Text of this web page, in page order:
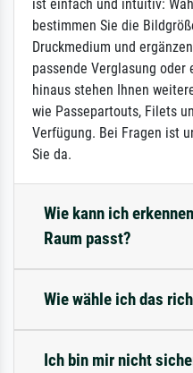
ist einfach und intuitiv:
bestimmen Sie die
Druckmedium und
passende Verglasung
hinaus stehen Ihnen
wie Passepartouts, Filets
Verfügung. Bei Fragen ist
Sie da.
Wie kann ich
Raum passt?
Wie wähle ich das
Ich bin mir nicht